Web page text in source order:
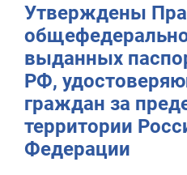
Утверждены
выданных
РФ,
граждан за
территории
Федерации